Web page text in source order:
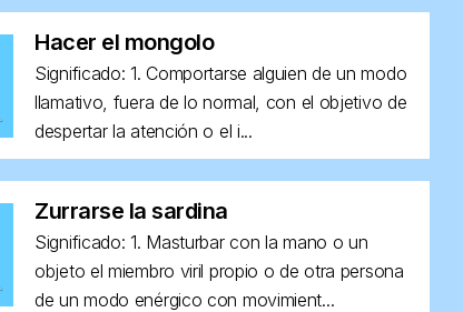
Hacer el mongolo
Significado: 1. Comportarse alguien de un modo
llamativo, fuera de lo normal, con el objetivo de
despertar la atención o el i...
Zurrarse la sardina
Significado: 1. Masturbar con la mano o un
objeto el miembro viril propio o de otra persona
de un modo enérgico con movimient...